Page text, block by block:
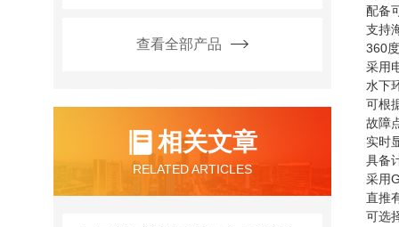
查看全部产品
相关文章
RELATED ARTICLES
配备
支持
360
采用
水下
可根
故障
实时
具备
采用
直推
可选